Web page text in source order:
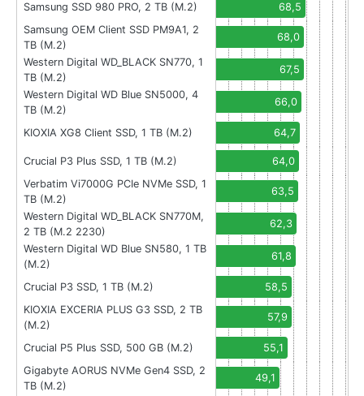
Samsung SSD 980 PRO, 2 TB (M.2)
68,5
Samsung OEM Client SSD PM9A1, 2
TB (M.2)
68,0
Western Digital WD_BLACK SN770, 1
TB (M.2)
67,5
Western Digital WD Blue SN5000, 4
TB (M.2)
66,0
KIOXIA XG8 Client SSD, 1 TB (M.2) 64,7
Crucial P3 Plus SSD, 1 TB (M.2)
64,0
Verbatim Vi7000G PCIe NVMe SSD, 1
TB (M.2)
63,5
Western Digital WD_BLACK SN770M,
2 TB (M.2 2230)
62,3
Western Digital WD Blue SN580, 1 TB
(M.2)
61,8
Crucial P3 SSD, 1 TB (M.2)
58,5
KIOXIA EXCERIA PLUS G3 SSD, 2 TB
(M.2)
57,9
Crucial P5 Plus SSD, 500 GB (M.2)
55,1
Gigabyte AORUS NVMe Gen4 SSD, 2
TB (M.2)
49,1